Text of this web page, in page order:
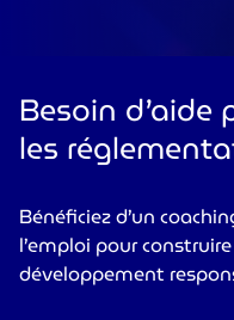
Besoin
les
Bénéficiez d’un
l’emploi pour
développement